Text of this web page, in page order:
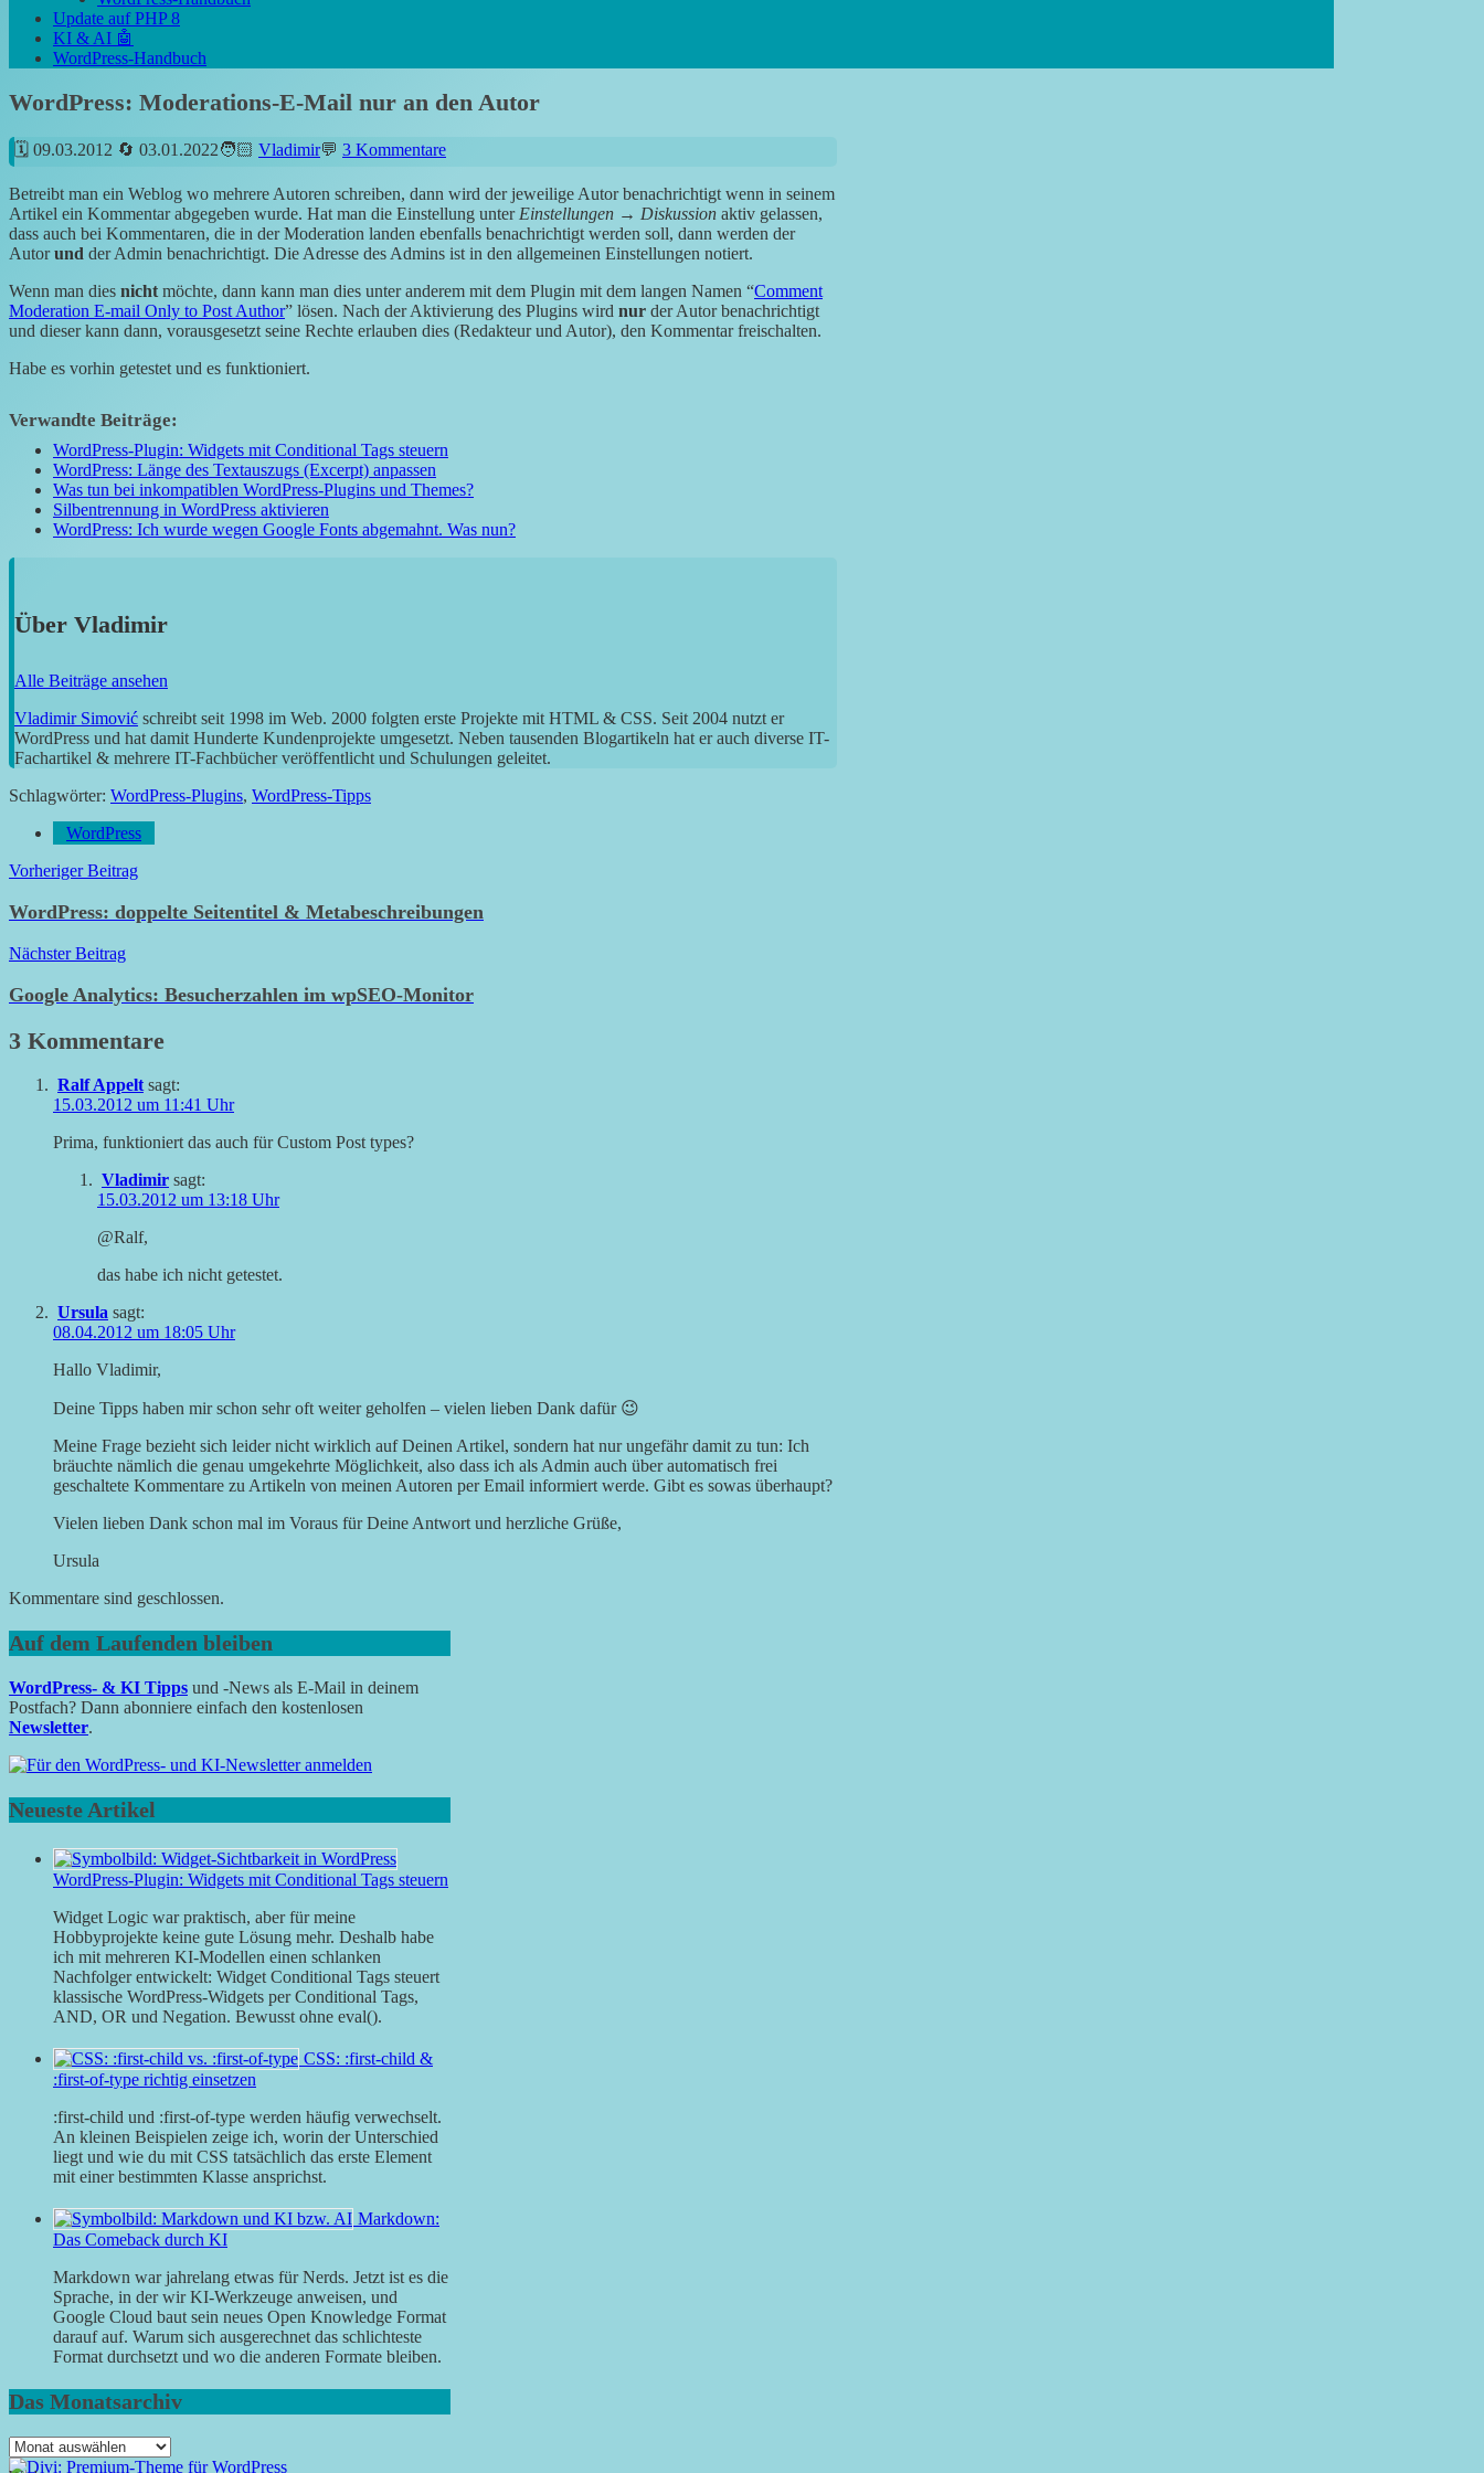
Update auf PHP 8
KI & AI 🤖
WordPress-Handbuch
WordPress: Moderations-E-Mail nur an den Autor
09.03.2012 03.01.2022 Vladimir 3 Kommentare
Betreibt man ein Weblog wo mehrere Autoren schreiben, dann wird der jeweilige Autor benachrichtigt wenn in seinem
Artikel ein Kommentar abgegeben wurde. Hat man die Einstellung unter Einstellungen → Diskussion aktiv gelassen,
dass auch bei Kommentaren, die in der Moderation landen ebenfalls benachrichtigt werden soll, dann werden der
Autorund der Admin benachrichtigt. Die Adresse des Admins ist in den allgemeinen Einstellungen notiert.
Wenn man dies nicht möchte, dann kann man dies unter anderem mit dem Plugin mit dem langen Namen “Comment
Moderation E-mail Only to Post Author” lösen. Nach der Aktivierung des Plugins wird nur der Autor benachrichtigt
und dieser kann dann, vorausgesetzt seine Rechte erlauben dies (Redakteur und Autor), den Kommentar freischalten.
Habe es vorhin getestet und es funktioniert.
Verwandte Beiträge:
WordPress-Plugin: Widgets mit Conditional Tags steuern
WordPress: Länge des Textauszugs (Excerpt) anpassen
Was tun bei inkompatiblen WordPress-Plugins und Themes?
Silbentrennung in WordPress aktivieren
WordPress: Ich wurde wegen Google Fonts abgemahnt. Was nun?
Über Vladimir
Alle Beiträge ansehen
Vladimir Simović schreibt seit 1998 im Web. 2000 folgten erste Projekte mit HTML & CSS. Seit 2004 nutzt er
WordPress und hat damit Hunderte Kundenprojekte umgesetzt. Neben tausenden Blogartikeln hat er auch diverse IT-
Fachartikel & mehrere IT-Fachbücher veröffentlicht und Schulungen geleitet.
Schlagwörter: WordPress-Plugins, WordPress-Tipps
WordPress
Beitragsnavigation
Vorheriger Beitrag
WordPress: doppelte Seitentitel & Metabeschreibungen
Nächster Beitrag
Google Analytics: Besucherzahlen im wpSEO-Monitor
3 Kommentare
Ralf Appelt sagt:
15.03.2012 um 11:41 Uhr
Prima, funktioniert das auch für Custom Post types?
Vladimir sagt:
15.03.2012 um 13:18 Uhr
@Ralf,
das habe ich nicht getestet.
Ursula sagt:
08.04.2012 um 18:05 Uhr
Hallo Vladimir,
Deine Tipps haben mir schon sehr oft weiter geholfen – vielen lieben Dank dafür 😉
Meine Frage bezieht sich leider nicht wirklich auf Deinen Artikel, sondern hat nur ungefähr damit zu tun: Ich
bräuchte nämlich die genau umgekehrte Möglichkeit, also dass ich als Admin auch über automatisch frei
geschaltete Kommentare zu Artikeln von meinen Autoren per Email informiert werde. Gibt es sowas überhaupt?
Vielen lieben Dank schon mal im Voraus für Deine Antwort und herzliche Grüße,
Ursula
Kommentare sind geschlossen.
Auf dem Laufenden bleiben
WordPress- & KI Tipps und -News als E-Mail in deinem
Postfach? Dann abonniere einfach den kostenlosen
Newsletter.
Neueste Artikel
WordPress-Plugin: Widgets mit Conditional Tags steuern
Widget Logic war praktisch, aber für meine
Hobbyprojekte keine gute Lösung mehr. Deshalb habe
ich mit mehreren KI-Modellen einen schlanken
Nachfolger entwickelt: Widget Conditional Tags steuert
klassische WordPress-Widgets per Conditional Tags,
AND, OR und Negation. Bewusst ohne eval().
CSS: :first-child &
:first-of-type richtig einsetzen
:first-child und :first-of-type werden häufig verwechselt.
An kleinen Beispielen zeige ich, worin der Unterschied
liegt und wie du mit CSS tatsächlich das erste Element
mit einer bestimmten Klasse ansprichst.
Markdown:
Das Comeback durch KI
Markdown war jahrelang etwas für Nerds. Jetzt ist es die
Sprache, in der wir KI-Werkzeuge anweisen, und
Google Cloud baut sein neues Open Knowledge Format
darauf auf. Warum sich ausgerechnet das schlichteste
Format durchsetzt und wo die anderen Formate bleiben.
Das Monatsarchiv
Das
Monatsarchiv